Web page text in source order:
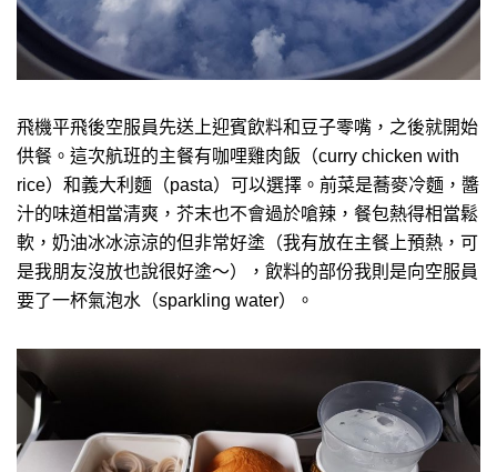
飛機平飛後空服員先送上迎賓飲料和豆子零嘴，之後就開始
供餐。這次航班的主餐有咖哩雞肉飯（curry chicken with
rice）和義大利麵（pasta）可以選擇。前菜是蕎麥冷麵，醬
汁的味道相當清爽，芥末也不會過於嗆辣，餐包熱得相當鬆
軟，奶油冰冰涼涼的但非常好塗（我有放在主餐上預熱，可
是我朋友沒放也說很好塗～），飲料的部份我則是向空服員
要了一杯氣泡水（sparkling water）。